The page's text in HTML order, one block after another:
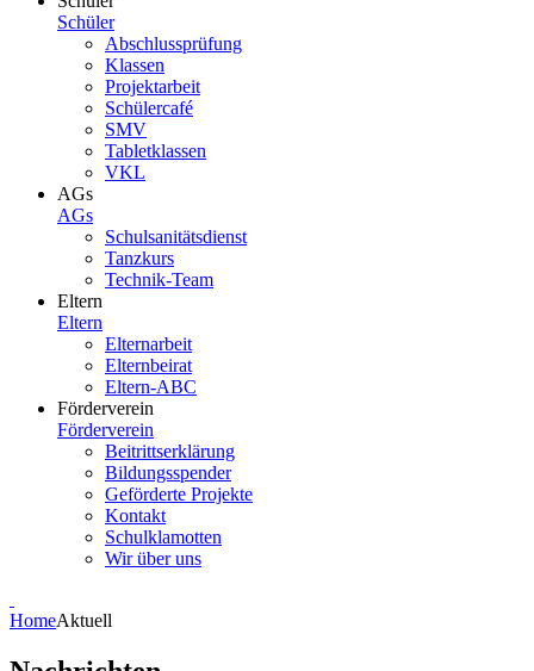
Schüler
Abschlussprüfung
Klassen
Projektarbeit
Schülercafé
SMV
Tabletklassen
VKL
AGs
AGs
Schulsanitätsdienst
Tanzkurs
Technik-Team
Eltern
Eltern
Elternarbeit
Elternbeirat
Eltern-ABC
Förderverein
Förderverein
Beitrittserklärung
Bildungsspender
Geförderte Projekte
Kontakt
Schulklamotten
Wir über uns
HomeAktuell